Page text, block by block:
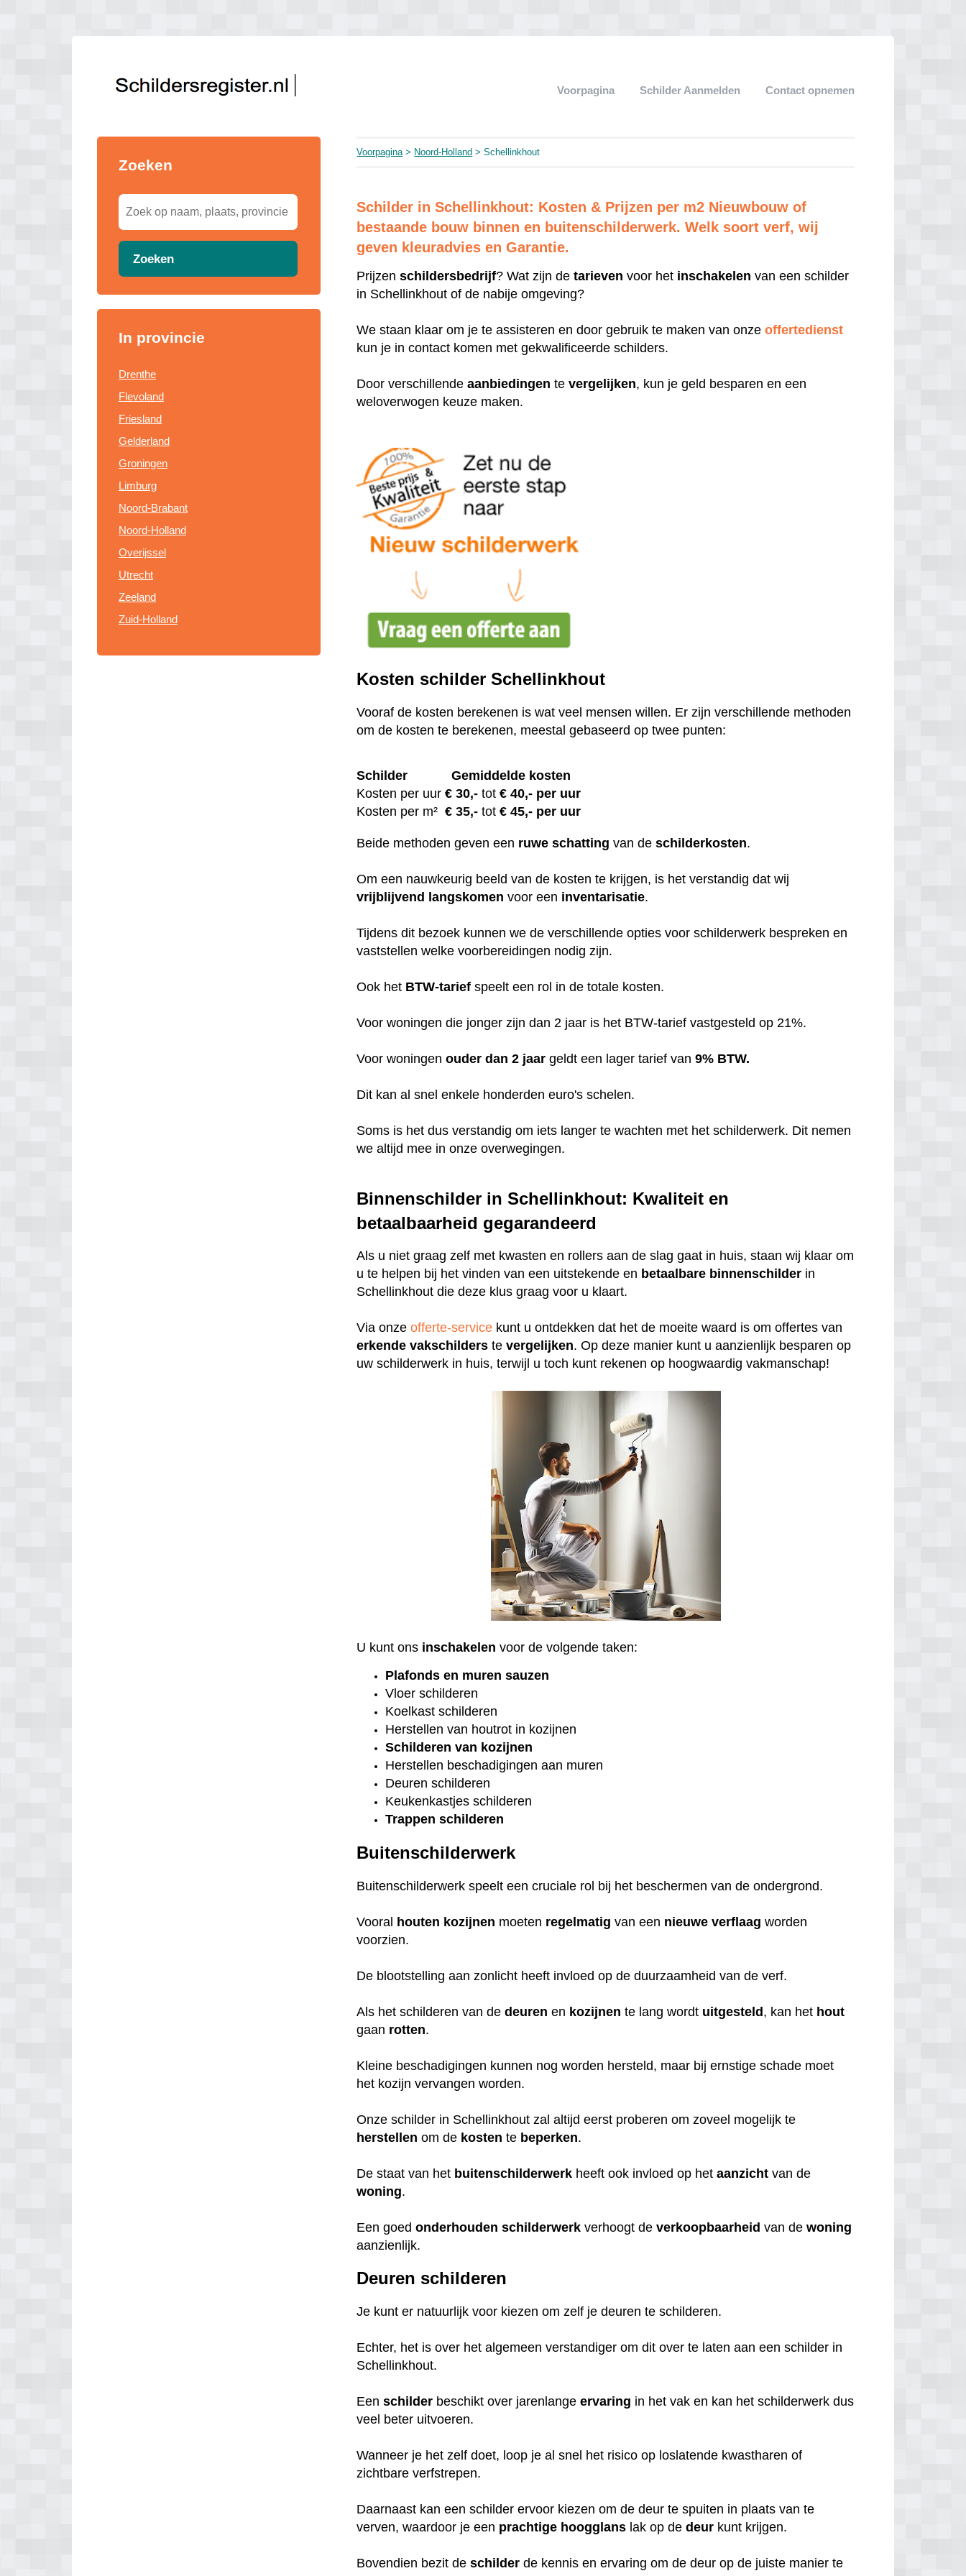
Voorpagina Schilder Aanmelden Contact opnemen
Zoeken
Zoeken
In provincie
Drenthe
Flevoland
Friesland
Gelderland
Groningen
Limburg
Noord-Brabant
Noord-Holland
Overijssel
Utrecht
Zeeland
Zuid-Holland
Voorpagina> Noord-Holland > Schellinkhout
Schilder in Schellinkhout: Kosten & Prijzen per m2 Nieuwbouw of
bestaande bouw binnen en buitenschilderwerk. Welk soort verf, wij
geven kleuradvies en Garantie.
Prijzenschildersbedrijf? Wat zijn detarieven voor het inschakelen van een schilder
in Schellinkhout of de nabije omgeving?
We staan klaar om je te assisteren en door gebruik te maken van onzeoffertedienst
kun je in contact komen met gekwalificeerde schilders.
Door verschillendeaanbiedingen tevergelijken, kun je geld besparen en een
weloverwogen keuze maken.
Kosten schilder Schellinkhout
Vooraf de kosten berekenen is wat veel mensen willen. Er zijn verschillende methoden
om de kosten te berekenen, meestal gebaseerd op twee punten:
Schilder
Gemiddelde kosten
Kosten per uur € 30,-tot € 40,- per uur
Kosten per m²€35,- tot € 45,- per uur
Beide methoden geven een ruwe schatting van deschilderkosten.
Om een nauwkeurig beeld van de kosten te krijgen, is het verstandig dat wij
vrijblijvend langskomen voor een inventarisatie.
Tijdens dit bezoek kunnen we de verschillende opties voor schilderwerk bespreken en
vaststellen welke voorbereidingen nodig zijn.
Ook het BTW-tarief speelt een rol in de totale kosten.
Voor woningen die jonger zijn dan 2 jaar is het BTW-tarief vastgesteld op 21%.
Voor woningenouder dan 2 jaar geldt een lager tarief van9% BTW.
Dit kan al snel enkele honderden euro's schelen.
Soms is het dus verstandig om iets langer te wachten met het schilderwerk. Dit nemen
we altijd mee in onze overwegingen.
Binnenschilder in Schellinkhout: Kwaliteit en
betaalbaarheid gegarandeerd
Als u niet graag zelf met kwasten en rollers aan de slag gaat in huis, staan wij klaar om
u te helpen bij het vinden van een uitstekende en betaalbare binnenschilder in
Schellinkhout die deze klus graag voor u klaart.
Via onzeofferte-service kunt u ontdekken dat het de moeite waard is om offertes van
erkende vakschilders tevergelijken. Op deze manier kunt u aanzienlijk besparen op
uw schilderwerk in huis, terwijl u toch kunt rekenen op hoogwaardig vakmanschap!
U kunt ons inschakelen voor de volgende taken:
Plafonds en muren sauzen
Vloer schilderen
Koelkast schilderen
Herstellen van houtrot in kozijnen
Schilderen van kozijnen
Herstellen beschadigingen aan muren
Deuren schilderen
Keukenkastjes schilderen
Trappen schilderen
Buitenschilderwerk
Buitenschilderwerk speelt een cruciale rol bij het beschermen van de ondergrond.
Vooral houten kozijnen moeten regelmatig van een nieuwe verflaag worden
voorzien.
De blootstelling aan zonlicht heeft invloed op de duurzaamheid van de verf.
Als het schilderen van dedeuren en kozijnen te lang wordt uitgesteld, kan het hout
gaan rotten.
Kleine beschadigingen kunnen nog worden hersteld, maar bij ernstige schade moet
het kozijn vervangen worden.
Onze schilder in Schellinkhout zal altijd eerst proberen om zoveel mogelijk te
herstellen om de kosten te beperken.
De staat van het buitenschilderwerk heeft ook invloed op hetaanzicht van de
woning.
Een goedonderhouden schilderwerk verhoogt deverkoopbaarheid van dewoning
aanzienlijk.
Deuren schilderen
Je kunt er natuurlijk voor kiezen om zelf je deuren te schilderen.
Echter, het is over het algemeen verstandiger om dit over te laten aan een schilder in
Schellinkhout.
Eenschilder beschikt over jarenlangeervaring in het vak en kan het schilderwerk dus
veel beter uitvoeren.
Wanneer je het zelf doet, loop je al snel het risico op loslatende kwastharen of
zichtbare verfstrepen.
Daarnaast kan een schilder ervoor kiezen om de deur te spuiten in plaats van te
verven, waardoor je een prachtige hoogglans lak op dedeur kunt krijgen.
Bovendien bezit deschilder de kennis en ervaring om de deur op de juiste manier te